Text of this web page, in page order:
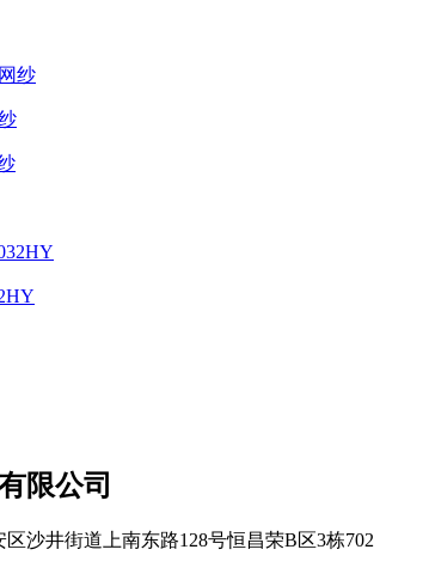
限公司
沙井街道上南东路128号恒昌荣B区3栋702